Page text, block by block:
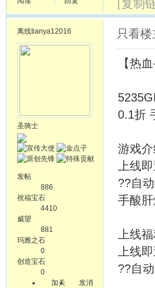
[复制
离线tianya12016
圣骑士
发帖
886
祝福宝石
4410
威望
881
玛雅之石
0
创造宝石
0
加关
发消
只看楼
【热
0.1折
游戏
上线
??自
手酸
上线福
上线
??自